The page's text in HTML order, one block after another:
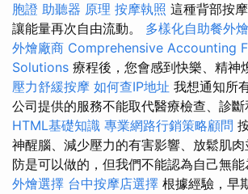
胞證 助聽器 原理 按摩執照 這種背部按
讓能量再次自由流動。 多樣化自助餐外
外燴廠商 Comprehensive Accounting
Solutions 療程後，您會感到快樂、精神
壓力舒緩按摩 如何查IP地址 我想通知所
公司提供的服務不能取代醫療檢查、診斷
HTML基礎知識 專業網路行銷策略顧問
神醒腦、減少壓力的有害影響、放鬆肌
防是可以做的，但我們不能認為自己無能
外燴選擇 台中按摩店選擇 根據經驗，早